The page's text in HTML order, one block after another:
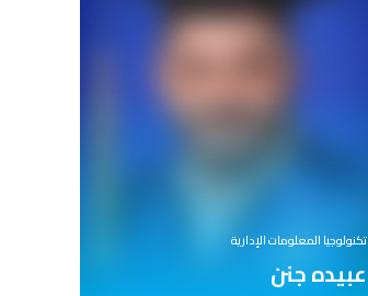
تكنولوجيا المعلومات الإدارية
عبيده جنن